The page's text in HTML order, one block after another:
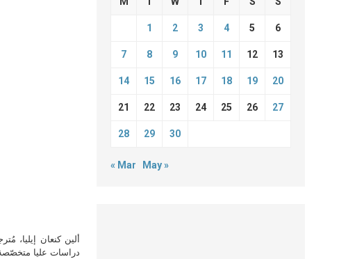
ألين كنعان إيليا،
دراسات عليا متخصّصة
1 2 3 4 5 6
7 8 9 10 11 12 13
14 15 16 17 18 19 20
21 22 23 24 25 26 27
28 29 30
« Mar May »